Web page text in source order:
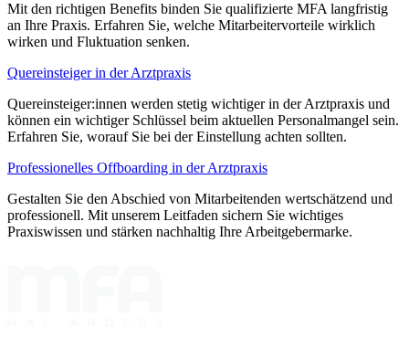
Mit den richtigen Benefits binden Sie qualifizierte MFA langfristig
an Ihre Praxis. Erfahren Sie, welche Mitarbeitervorteile wirklich
wirken und Fluktuation senken.
Quereinsteiger in der Arztpraxis
Quereinsteiger:innen werden stetig wichtiger in der Arztpraxis und
können ein wichtiger Schlüssel beim aktuellen Personalmangel sein.
Erfahren Sie, worauf Sie bei der Einstellung achten sollten.
Professionelles Offboarding in der Arztpraxis
Gestalten Sie den Abschied von Mitarbeitenden wertschätzend und
professionell. Mit unserem Leitfaden sichern Sie wichtiges
Praxiswissen und stärken nachhaltig Ihre Arbeitgebermarke.